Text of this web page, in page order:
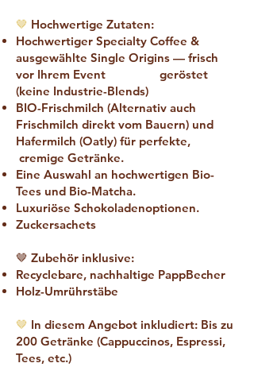
🤎 Hochwertige Zutaten:
Hochwertiger Specialty Coffee &
ausgewählte Single Origins — frisch
vor Ihrem Event geröstet
(keine Industrie-Blends)
BIO-Frischmilch (Alternativ auch
Frischmilch direkt vom Bauern) und
Hafermilch (Oatly) für perfekte,
cremige Getränke.
Eine Auswahl an hochwertigen Bio-
Tees und Bio-Matcha.
Luxuriöse Schokoladenoptionen.
Zuckersachets
🤎 Zubehör inklusive:
Recyclebare, nachhaltige PappBecher
Holz-Umrührstäbe
🤎 In diesem Angebot inkludiert: Bis zu
200 Getränke (Cappuccinos, Espressi,
Tees, etc.)